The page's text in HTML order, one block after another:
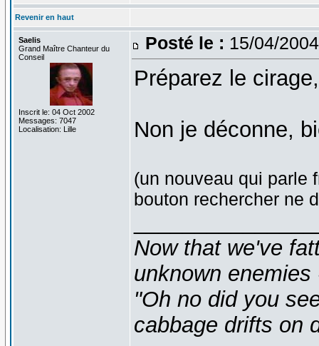
Revenir en haut
Saelis
Grand Maître Chanteur du
Conseil
Inscrit le: 04 Oct 2002
Messages: 7047
Localisation: Lille
Posté le : 15/04/
Préparez le
Non je déconne,
(un nouveau qui parle
bouton rechercher ne
Now that we've
unknown
"Oh no did you
cabbage drifts on